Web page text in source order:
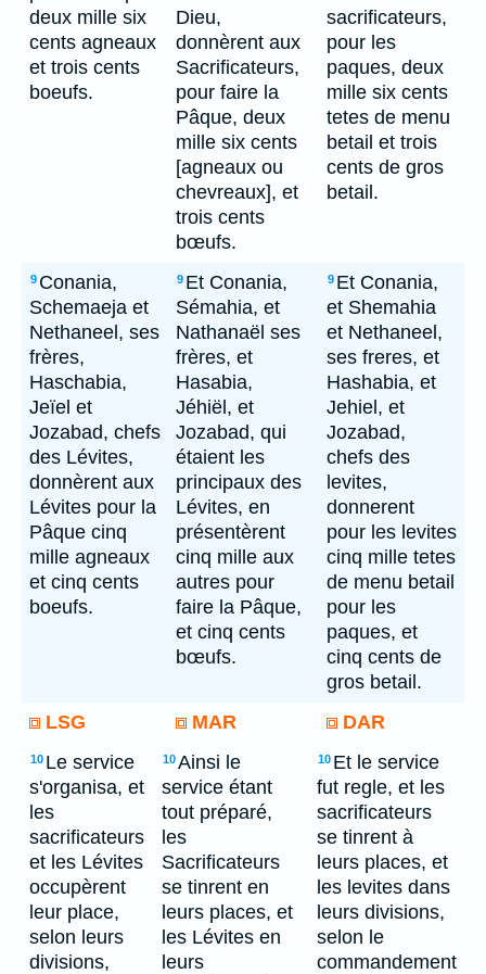
deux mille six
cents agneaux
et trois cents
boeufs.
Dieu,
donnèrent aux
Sacrificateurs,
pour faire la
Pâque, deux
mille six cents
[agneaux ou
chevreaux], et
trois cents
bœufs.
sacrificateurs,
pour les
paques, deux
mille six cents
tetes de menu
betail et trois
cents de gros
betail.
9 Conania,
Schemaeja et
Nethaneel, ses
frères,
Haschabia,
Jeïel et
Jozabad, chefs
des Lévites,
donnèrent aux
Lévites pour la
Pâque cinq
mille agneaux
et cinq cents
boeufs.
9 Et Conania,
Sémahia, et
Nathanaël ses
frères, et
Hasabia,
Jéhiël, et
Jozabad, qui
étaient les
principaux des
Lévites, en
présentèrent
cinq mille aux
autres pour
faire la Pâque,
et cinq cents
bœufs.
9 Et Conania,
et Shemahia
et Nethaneel,
ses freres, et
Hashabia, et
Jehiel, et
Jozabad,
chefs des
levites,
donnerent
pour les levites
cinq mille tetes
de menu betail
pour les
paques, et
cinq cents de
gros betail.
LSG
MAR DAR
10 Le service
s'organisa, et
les
sacrificateurs
et les Lévites
occupèrent
leur place,
selon leurs
divisions,
10Ainsi le
service étant
tout préparé,
les
Sacrificateurs
se tinrent en
leurs places, et
les Lévites en
leurs
10 Et le service
fut regle, et les
sacrificateurs
se tinrent à
leurs places, et
les levites dans
leurs divisions,
selon le
commandement